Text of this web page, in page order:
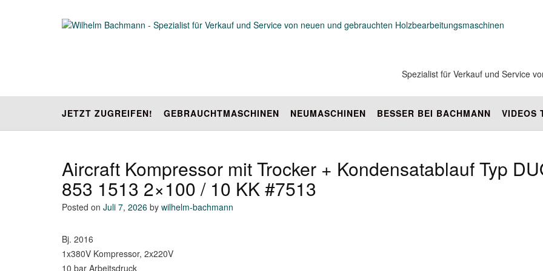
Spezialist für Verkauf und Service
JETZT ZUGREIFEN! GEBRAUCHTMASCHINEN NEUMASCHINEN BESSER BEI BACHMANN VIDEOS
Aircraft Kompressor mit Trocker + Kondensatablauf Typ
853 1513 2×100 / 10 KK #7513
Posted on Juli 7, 2026 by wilhelm-bachmann
Bj. 2016
1x380V Kompressor, 2x220V
10 bar Arbeitsdruck